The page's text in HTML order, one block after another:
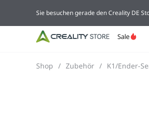
Sale
Shop / Zubehör / K1/Ender-
Sie besuchen gerade den Creality DE